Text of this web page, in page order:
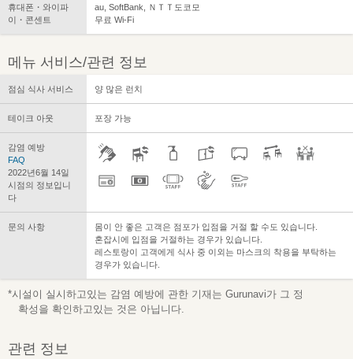
휴대폰・와이파
이・콘센트
au, SoftBank, ＮＴＴ도코모
무료 Wi-Fi
메뉴 서비스/관련 정보
점심 식사 서비스 양 많은 런치
테이크 아웃 포장 가능
감염 예방
FAQ
2022년6월 14일
시점의 정보입니
다
문의 사항
몸이 안 좋은 고객은 점포가 입점을 거절 할 수도 있습니다.
혼잡시에 입점을 거절하는 경우가 있습니다.
레스토랑이 고객에게 식사 중 이외는 마스크의 착용을 부탁하는
경우가 있습니다.
*시설이 실시하고있는 감염 예방에 관한 기재는 Gurunavi가 그 정
확성을 확인하고있는 것은 아닙니다.
관련 정보